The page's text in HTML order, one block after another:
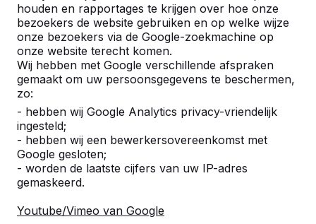
houden en rapportages te krijgen over hoe onze
bezoekers de website gebruiken en op welke wijze
onze bezoekers via de Google-zoekmachine op
onze website terecht komen.
Wij hebben met Google verschillende afspraken
gemaakt om uw persoonsgegevens te beschermen,
zo:
- hebben wij Google Analytics privacy-vriendelijk
ingesteld;
- hebben wij een bewerkersovereenkomst met
Google gesloten;
- worden de laatste cijfers van uw IP-adres
gemaskeerd.
Youtube/Vimeo van Google
Rens schoonus Werkvoorbereider/
calculator Diamant-Groep
04-
03-
2021
ik ben zeer tevreden, keurig nette chaufeur
die goed met kraan kan draaien. snelle
levertijd top.
Mark van Lieshout - Diamant
groep
16-04-
2020